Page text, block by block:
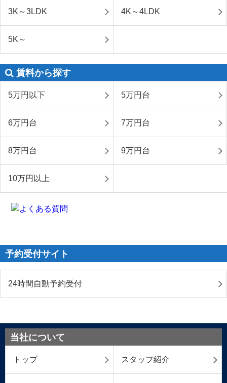
3K～3LDK 4K～4LDK
5K～
賃料から探す
5万円以下 5万円台
6万円台 7万円台
8万円台 9万円台
10万円以上
予約受付サイト
24時間自動予約受付
当社について
トップ スタッフ紹介